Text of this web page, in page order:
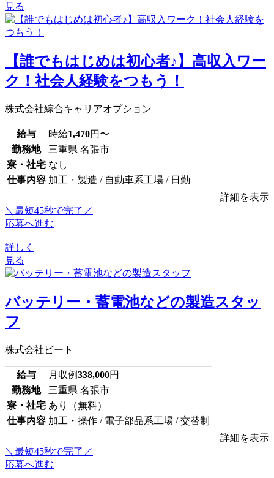
見る
【誰でもはじめは初心者♪】高収入ワー
ク！社会人経験をつもう！
株式会社綜合キャリアオプション
給与 時給1,470円〜
勤務地
三重県 名張市
寮・社宅 なし
仕事内容 加工・製造 / 自動車系工場 / 日勤
詳細を表示
＼最短45秒で完了／
応募へ進む
詳しく
見る
バッテリー・蓄電池などの製造スタッ
フ
株式会社ビート
給与 月収例338,000円
勤務地
三重県 名張市
寮・社宅 あり（無料）
仕事内容 加工・操作 / 電子部品系工場 / 交替制
詳細を表示
＼最短45秒で完了／
応募へ進む